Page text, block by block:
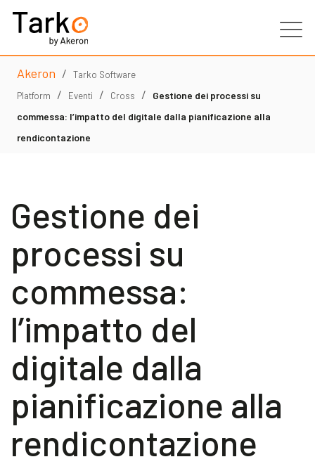
Prodotti
Servizi
Partner
Risorse
Contatti
Akeron Corporate
Community
IT
Akeron /
Tarko Software
Platform
/ Eventi / Cross /
Gestione dei processi su
commessa: l’impatto del digitale dalla pianificazione alla
rendicontazione
Gestione dei
processi su
commessa:
l’impatto del
digitale dalla
pianificazione alla
rendicontazione